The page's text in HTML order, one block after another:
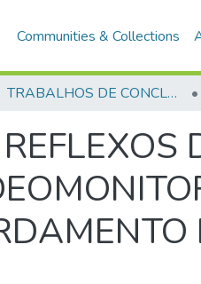
Communities & Collections
TRABALHOS DE CONCLUSÃO DE CURSO - CFP (CURSO DE FORMAÇÃO DE PRAÇAS)